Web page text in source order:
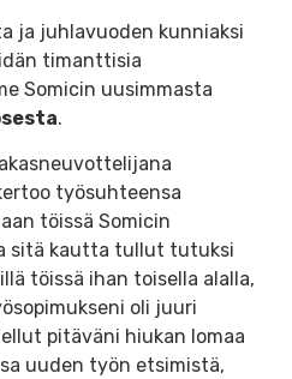
ja juhlavuoden kunniaksi
timanttisia
Somicin uusimmasta
.
työsuhteensa
töissä Somicin
sitä kautta tullut tutuksi
töissä ihan toisella alalla,
oli juuri
pitäväni hiukan lomaa
uuden työn etsimistä,